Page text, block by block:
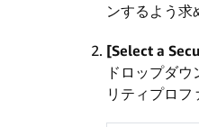
ンするよう求
[Select a
ドロップダ
リティプロフ